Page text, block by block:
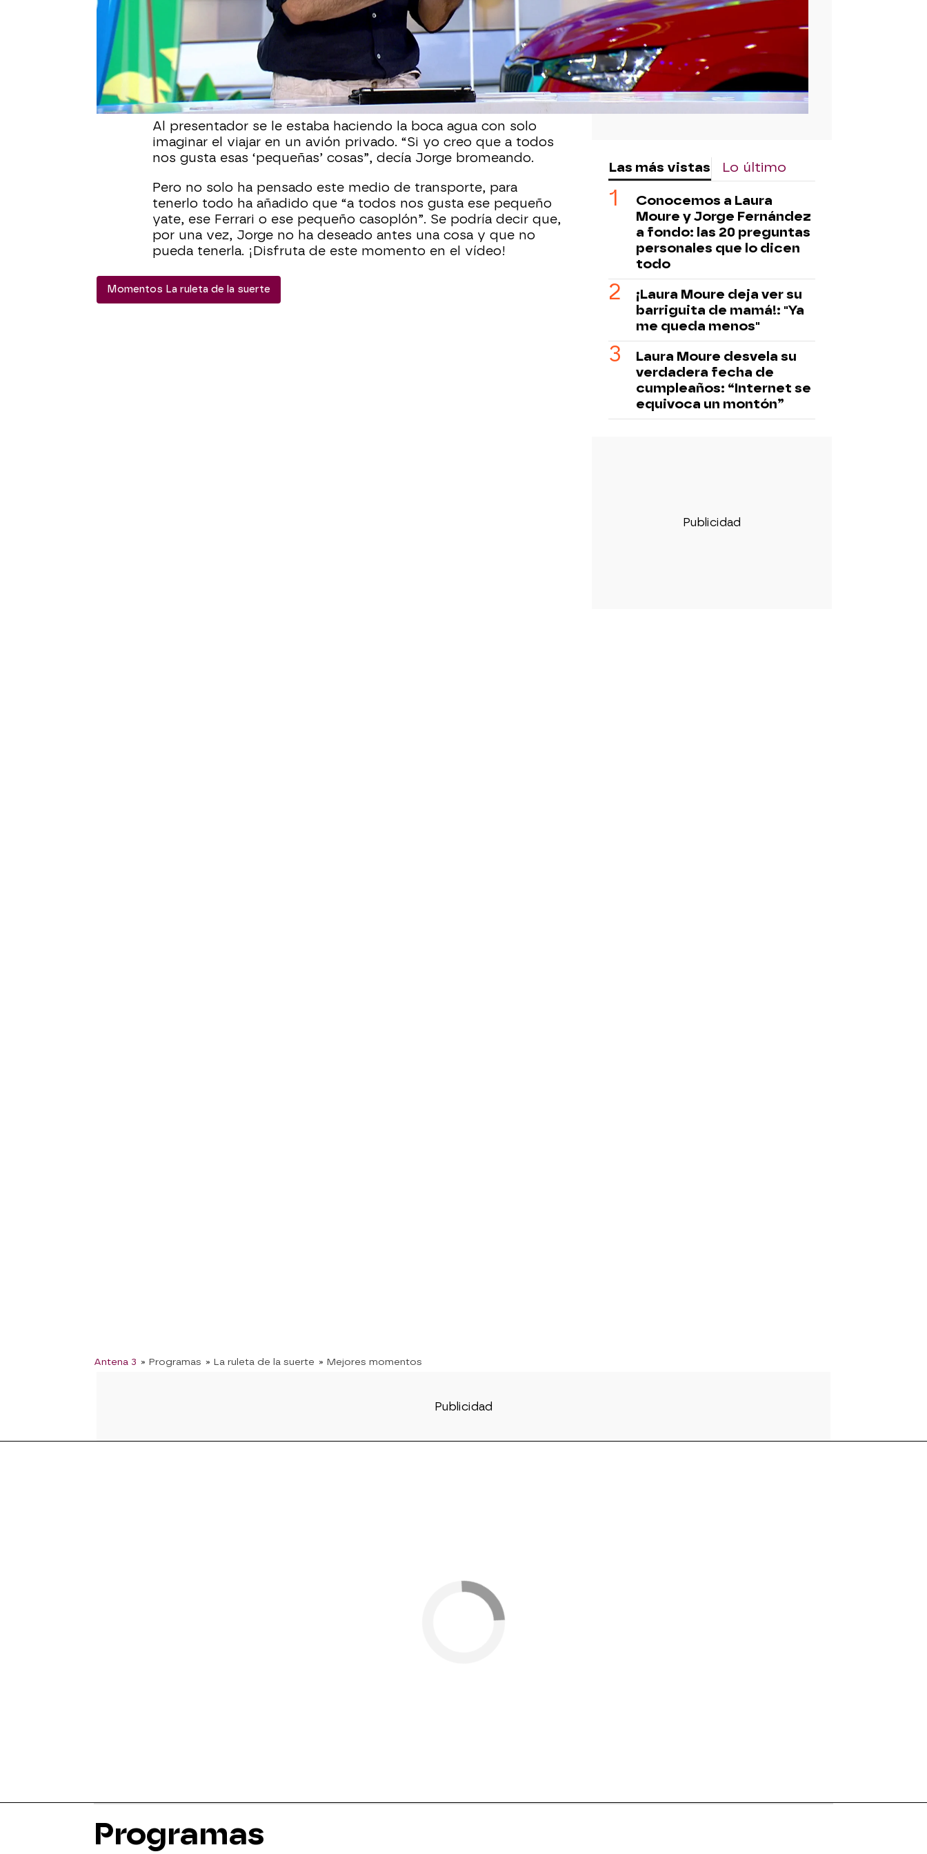
Pocas veces hemos visto aJorge Fernándezimplorar algo con
tanto deseo como ha sido la resolución de este panel
completado por Luis. Cuando uno viaja a otro país lo más
normal es comprar un billete de avión, pero… ¿qué tal un
avión privado?
Al presentador se le estaba haciendo la boca agua con solo
imaginar el viajar en un avión privado. “Si yo creo que a todos
nos gusta esas ‘pequeñas’ cosas”, decía Jorge bromeando.
Pero no solo ha pensado este medio de transporte, para
tenerlo todo ha añadido que “a todos nos gusta ese pequeño
yate, ese Ferrari o ese pequeño casoplón”. Se podría decir que,
por una vez, Jorge no ha deseado antes una cosa y que no
pueda tenerla. ¡Disfruta de este momento en el vídeo!
Momentos La ruleta de la suerte
Antena 3 » Programas » La ruleta de la suerte » Mejores momentos
Las más vistas Lo último
Conocemos a Laura
Moure y Jorge Fernández
a fondo: las 20 preguntas
personales que lo dicen
todo
¡Laura Moure deja ver su
barriguita de mamá!: "Ya
me queda menos"
Laura Moure desvela su
verdadera fecha de
cumpleaños: “Internet se
equivoca un montón”
Programas